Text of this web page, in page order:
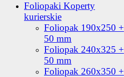
Foliopaki Koperty
kurierskie
Foliopak 190x250 +
50 mm
Foliopak 240x325 +
50 mm
Foliopak 260x350 +